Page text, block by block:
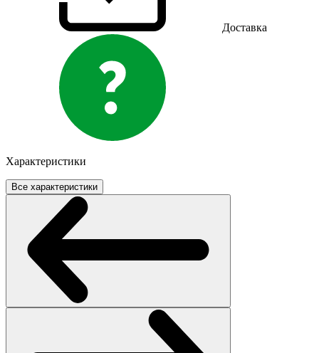
Доставка
Характеристики
Все характеристики